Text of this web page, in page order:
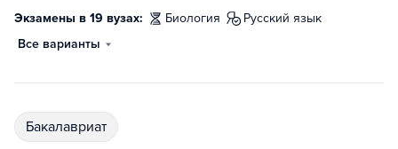
Экзамены в 19 вузах: биология
русский язык
Все варианты
бакалавриат